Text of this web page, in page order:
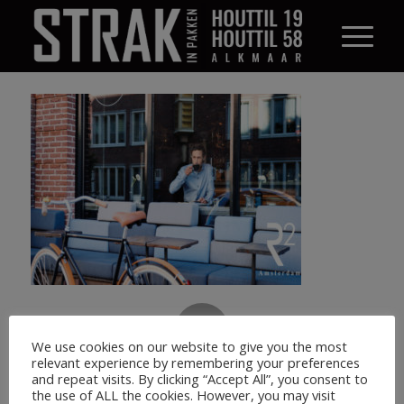
ANTWOORDEN
We use cookies on our website to give you the most
relevant experience by remembering your preferences
and repeat visits. By clicking “Accept All”, you consent to
the use of ALL the cookies. However, you may visit